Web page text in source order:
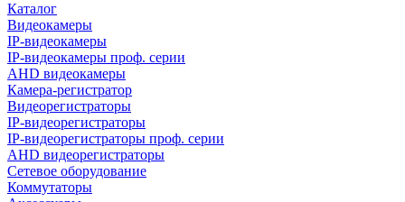
Каталог
Видеокамеры
IP-видеокамеры
IP-видеокамеры проф. серии
AHD видеокамеры
Камера-регистратор
Видеорегистраторы
IP-видеорегистраторы
IP-видеорегистраторы проф. серии
AHD видеорегистраторы
Сетевое оборудование
Коммутаторы